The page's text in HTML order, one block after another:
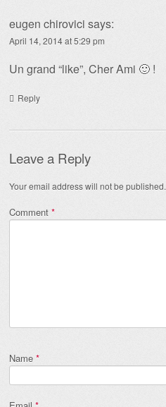
eugen chirovici says:
April 14, 2014 at 5:29 pm
Un grand “like”, Cher Ami 🙂 !
Reply
Leave a Reply
Your email address will not be published.
Comment *
Name *